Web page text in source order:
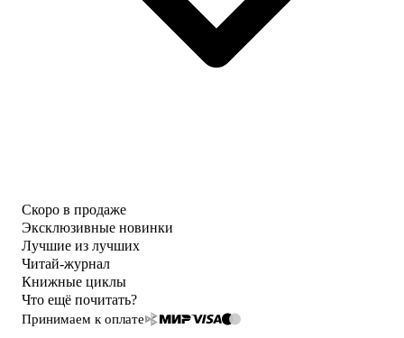
Скоро в продаже
Эксклюзивные новинки
Лучшие из лучших
Читай-журнал
Книжные циклы
Что ещё почитать?
Принимаем к оплате